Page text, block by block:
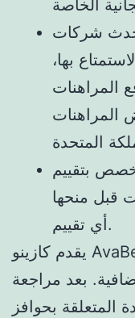
شركات
بها،
المراهنات
المراهنات
بتقييم
قبل منحها
أي تقييم.
يقدم كازينو AvaBet Local شروطًا مجحفة في
بعد مراجعة
المتعلقة بحوافز